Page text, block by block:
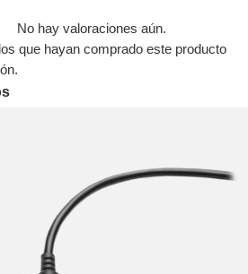
No hay valoraciones aún.
que hayan comprado este producto